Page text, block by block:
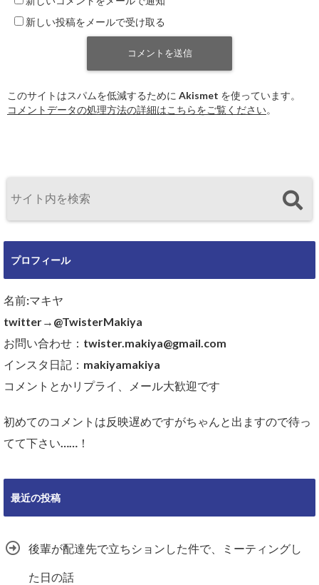
新しい投稿をメールで受け取る
このサイトはスパムを低減するために Akismet を使っています。
コメントデータの処理方法の詳細はこちらをご覧ください。
プロフィール
名前:マキヤ
twitter→@TwisterMakiya
お問い合わせ：twister.makiya@gmail.com
インスタ日記：makiyamakiya
コメントとかリプライ、メール大歓迎です
初めてのコメントは反映遅めですがちゃんと出ますので待っ
てて下さい……！
最近の投稿
後輩が配達先で立ちションした件で、ミーティングし
た日の話